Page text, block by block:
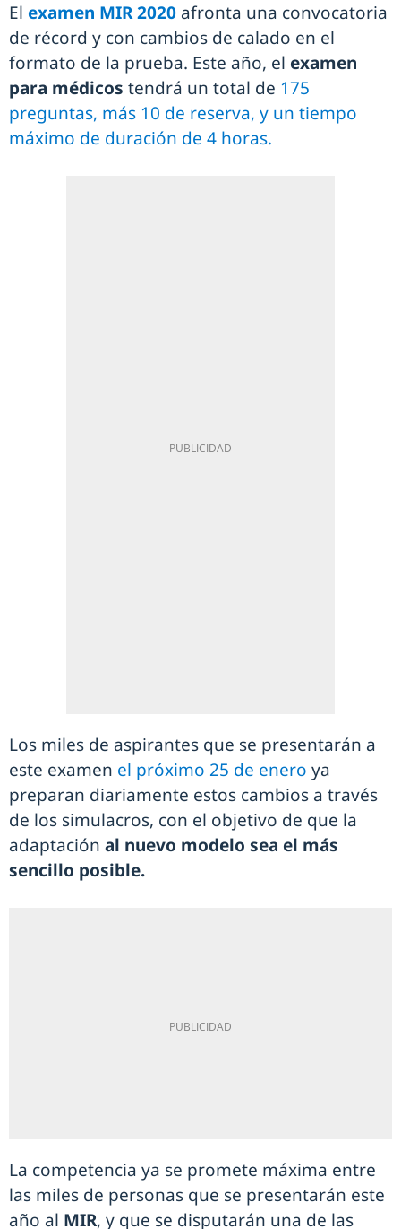
El examen MIR 2020 afronta una convocatoria
de récord y con cambios de calado en el
formato de la prueba. Este año, el examen
para médicos tendrá un total de 175
preguntas, más 10 de reserva, y un tiempo
máximo de duración de 4 horas.
Los miles de aspirantes que se presentarán a
este examen el próximo 25 de enero ya
preparan diariamente estos cambios a través
de los simulacros, con el objetivo de que la
adaptación al nuevo modelo sea el más
sencillo posible.
La competencia ya se promete máxima entre
las miles de personas que se presentarán este
año al MIR, y que se disputarán una de las